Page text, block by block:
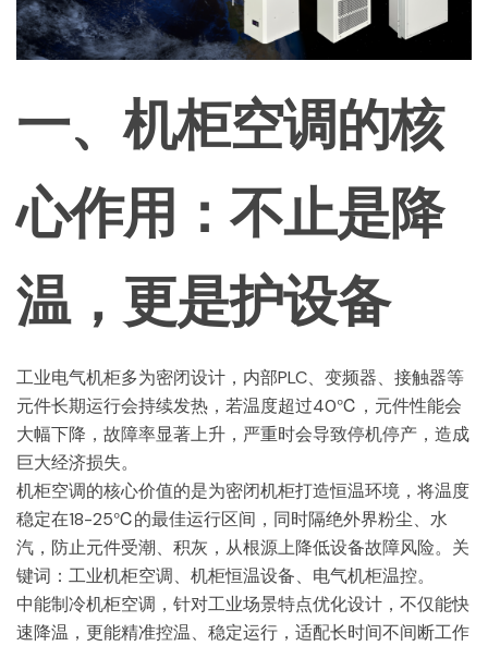
一、机柜空调的核
心作用：不止是降
温，更是护设备
工业电气机柜多为密闭设计，内部PLC、变频器、接触器等
元件长期运行会持续发热，若温度超过40℃，元件性能会
大幅下降，故障率显著上升，严重时会导致停机停产，造成
巨大经济损失。
机柜空调的核心价值的是为密闭机柜打造恒温环境，将温度
稳定在18-25℃的最佳运行区间，同时隔绝外界粉尘、水
汽，防止元件受潮、积灰，从根源上降低设备故障风险。关
键词：工业机柜空调、机柜恒温设备、电气机柜温控。
中能制冷机柜空调，针对工业场景特点优化设计，不仅能快
速降温，更能精准控温、稳定运行，适配长时间不间断工作